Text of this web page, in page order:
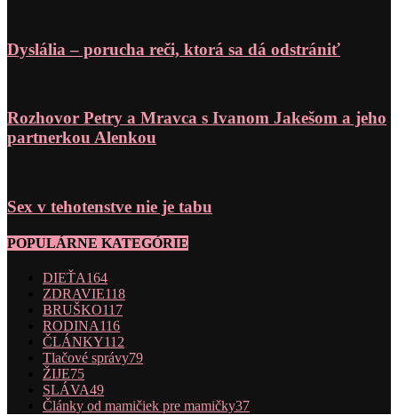
Dyslália – porucha reči, ktorá sa dá odstrániť
Rozhovor Petry a Mravca s Ivanom Jakešom a jeho
partnerkou Alenkou
Sex v tehotenstve nie je tabu
POPULÁRNE KATEGÓRIE
DIEŤA164
ZDRAVIE118
BRUŠKO117
RODINA116
ČLÁNKY112
Tlačové správy79
ŽIJE75
SLÁVA49
Články od mamičiek pre mamičky37